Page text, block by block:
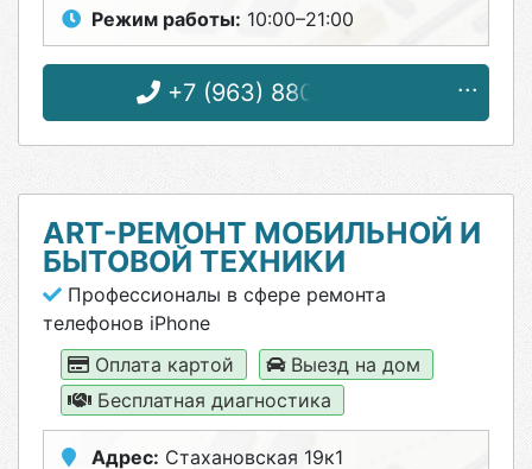
Режим работы: 10:00–21:00
+7 (963) 880-38-40
ART-РЕМОНТ МОБИЛЬНОЙ И
БЫТОВОЙ ТЕХНИКИ
Профессионалы в сфере ремонта
телефонов iPhone
Оплата картой
Выезд на дом
Бесплатная диагностика
Адрес: Стахановская 19к1